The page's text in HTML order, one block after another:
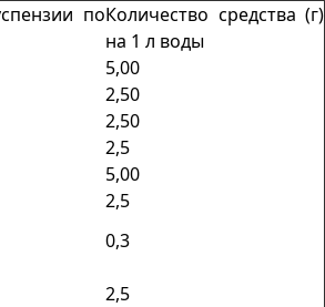
поКоличество средства (г)
на 1 л воды
5,00
2,50
2,50
2,5
5,00
2,5
0,3
2,5